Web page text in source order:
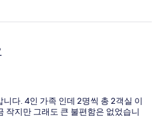
다. 4인 가족 인데 2명씩 총 2객실 이
작지만 그래도 큰 불편함은 없었습니